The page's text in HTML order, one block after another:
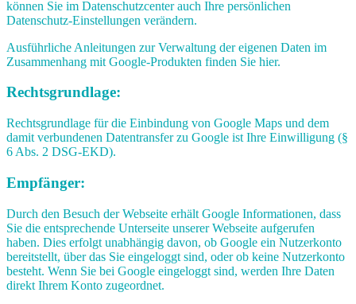
können Sie im Datenschutzcenter auch Ihre persönlichen
Datenschutz-Einstellungen verändern.
Ausführliche Anleitungen zur Verwaltung der eigenen Daten im
Zusammenhang mit Google-Produkten finden Sie hier.
Rechtsgrundlage:
Rechtsgrundlage für die Einbindung von Google Maps und dem
damit verbundenen Datentransfer zu Google ist Ihre Einwilligung (§
6 Abs. 2 DSG-EKD).
Empfänger:
Durch den Besuch der Webseite erhält Google Informationen, dass
Sie die entsprechende Unterseite unserer Webseite aufgerufen
haben. Dies erfolgt unabhängig davon, ob Google ein Nutzerkonto
bereitstellt, über das Sie eingeloggt sind, oder ob keine Nutzerkonto
besteht. Wenn Sie bei Google eingeloggt sind, werden Ihre Daten
direkt Ihrem Konto zugeordnet.